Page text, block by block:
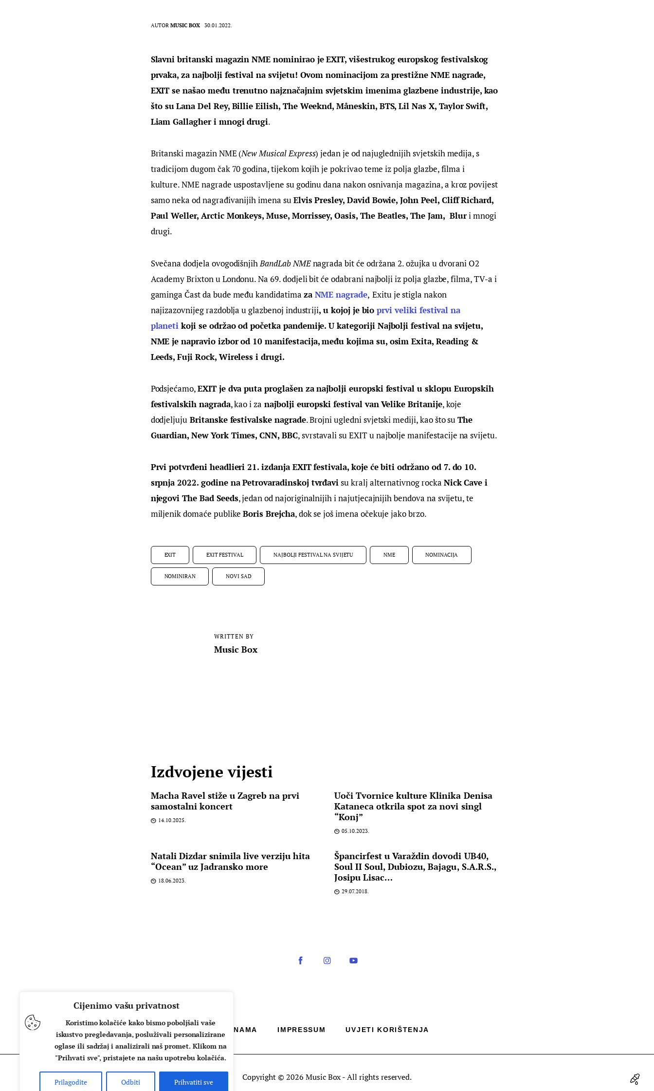
Cijenimo vašu privatnost
Koristimo kolačiće kako bismo poboljšali vaše
iskustvo pregledavanja, posluživali personalizirane
oglase ili sadržaj i analizirali naš promet. Klikom na
"Prihvati sve", pristajete na našu upotrebu kolačića.
Prilagodite Odbiti Prihvatiti sve
AUTOR MUSIC BOX 30.01.2022.
Slavni britanski magazin NME nominirao je EXIT, višestrukog europskog festivalskog
prvaka, za najbolji festival na svijetu! Ovom nominacijom za prestižne NME nagrade,
EXIT se našao među trenutno najznačajnim svjetskim imenima glazbene industrije, kao
što suLana Del Rey, Billie Eilish, The Weeknd, Måneskin, BTS, Lil Nas X, Taylor Swift,
Liam Gallagher i mnogi drugi.
Britanski magazin NME (New Musical Express) jedan je od najuglednijih svjetskih medija, s
tradicijom dugom čak 70 godina, tijekom kojih je pokrivao teme iz polja glazbe, filma i
kulture. NME nagrade uspostavljene su godinu dana nakon osnivanja magazina, a kroz povijest
samo neka od nagrađivanijih imena su Elvis Presley, David Bowie, John Peel, Cliff Richard,
Paul Weller, Arctic Monkeys, Muse, Morrissey, Oasis, The Beatles, The Jam,  Blur i mnogi
drugi.
Svečana dodjela ovogodišnjih BandLab NME nagrada bit će održana 2. ožujka u dvorani O2
Academy Brixton u Londonu. Na 69. dodjeli bit će odabrani najbolji iz polja glazbe, filma, TV-a i
gaminga Čast da bude među kandidatima za NME nagrade, Exitu je stigla nakon
najizazovnijeg razdoblja u glazbenoj industriji, u kojoj je bio prvi veliki festival na
planeti koji se održao od početka pandemije. U kategoriji Najbolji festival na svijetu,
NME je napravio izbor od 10 manifestacija, među kojima su, osim Exita, Reading &
Leeds, Fuji Rock, Wireless i drugi.
Podsjećamo, EXIT je dva puta proglašen za najbolji europski festival u sklopu Europskih
festivalskih nagrada, kao i za najbolji europski festival van Velike Britanije, koje
dodjeljuju Britanske festivalske nagrade. Brojni ugledni svjetski mediji, kao što su The
Guardian, New York Times, CNN, BBC, svrstavali su EXIT u najbolje manifestacije na svijetu.
Prvi potvrđeni headlieri 21. izdanja EXIT festivala, koje će biti održano od 7. do 10.
srpnja 2022. godine na Petrovaradinskoj tvrđavi su kralj alternativnog rocka Nick Cave i
njegovi The Bad Seeds, jedan od najoriginalnijih i najutjecajnijih bendova na svijetu, te
miljenik domaće publike Boris Brejcha, dok se još imena očekuje jako brzo.
EXIT EXIT FESTIVAL NAJBOLJI FESTIVAL NA SVIJETU NME NOMINACIJA
NOMINIRAN NOVI SAD
WRITTEN BY
Music Box
Izdvojene vijesti
Macha Ravel stiže u Zagreb na prvi
samostalni koncert
14.10.2025.
Uoči Tvornice kulture Klinika Denisa
Kataneca otkrila spot za novi singl
“Konj”
05.10.2023.
Natali Dizdar snimila live verziju hita
“Ocean” uz Jadransko more
18.06.2023.
Špancirfest u Varaždin dovodi UB40,
Soul II Soul, Dubiozu, Bajagu, S.A.R.S.,
Josipu Lisac…
29.07.2018.
O NAMA IMPRESSUM UVJETI KORIŠTENJA
Copyright © 2026 Music Box - All rights reserved.